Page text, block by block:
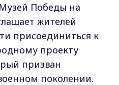
Победы на
жителей
присоединиться к
проекту
призван
поколении.